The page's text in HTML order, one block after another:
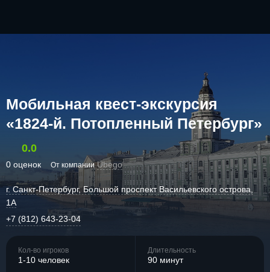
Мобильная квест-экскурсия
«1824-й. Потопленный Петербург»
0.0
0 оценок От компании Ubego
г. Санкт-Петербург, Большой проспект Васильевского острова,
1А
+7 (812) 643-23-04
Кол-во игроков
1-10 человек
Длительность
90 минут